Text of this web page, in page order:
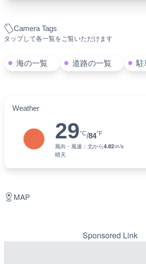
Camera Tags
タップして各一覧をご覧いただけます
海の一覧 道路の一覧 駐
Weather
29°C/84°F
風向・風速： 北から4.82ｍ/s
晴天
MAP
Sponsored Link